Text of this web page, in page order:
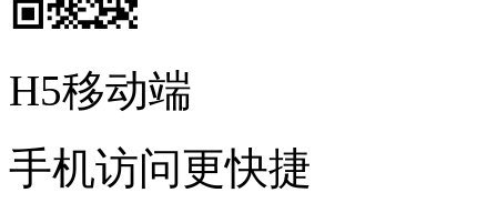
H5移动端
手机访问更快捷